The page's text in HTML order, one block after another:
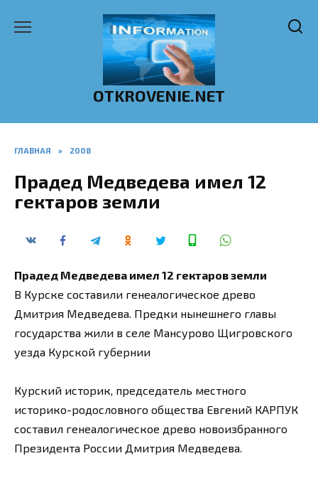
OTKROVENIE.NET
ГЛАВНАЯ » 2008
Прадед Медведева имел 12
гектаров земли
Прадед Медведева имел 12 гектаров земли
В Курске составили генеалогическое древо
Дмитрия Медведева. Предки нынешнего главы
государства жили в селе Мансурово Щигровского
уезда Курской губернии
Курский историк, председатель местного
историко-родословного общества Евгений КАРПУК
составил генеалогическое древо новоизбранного
Президента России Дмитрия Медведева.